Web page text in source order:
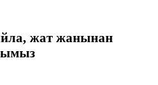
жат жанынан